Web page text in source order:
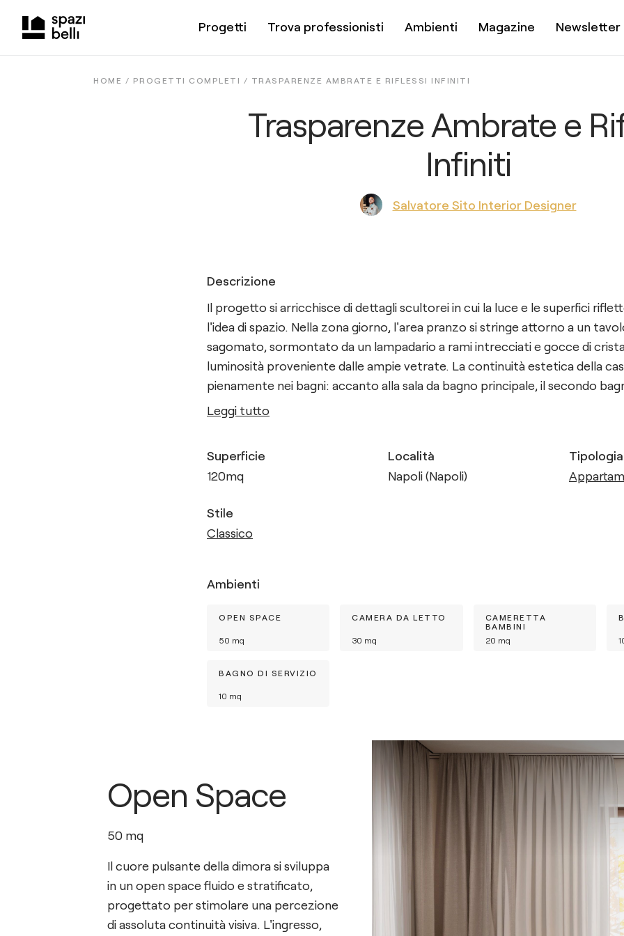
Progetti Trova professionisti Ambienti Magazine Newsletter
HOME / PROGETTI COMPLETI / TRASPARENZE AMBRATE E RIFLESSI INFINITI
Trasparenze Ambrate e
Infiniti
Salvatore Sito Interior Designer
Descrizione
Il progetto si arricchisce di dettagli scultorei in cui la luce e le superfici
l'idea di spazio. Nella zona giorno, l'area pranzo si stringe attorno a un
sagomato, sormontato da un lampadario a rami intrecciati e gocce di
luminosità proveniente dalle ampie vetrate. La continuità estetica della
pienamente nei bagni: accanto alla sala da bagno principale, il secondo
Leggi tutto
Superficie
120mq
Località
Napoli (Napoli)
Tipologia
Stile
Classico
Ambienti
OPEN SPACE
50 mq
CAMERA DA LETTO
30 mq
CAMERETTA
BAMBINI
20 mq
BAGNO DI SERVIZIO
10 mq
Open Space
50 mq
Il cuore pulsante della dimora si sviluppa
in un open space fluido e stratificato,
progettato per stimolare una percezione
di assoluta continuità visiva. L'ingresso,